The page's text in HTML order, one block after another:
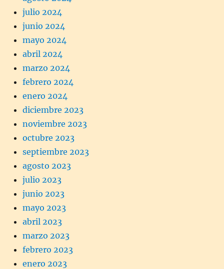
julio 2024
junio 2024
mayo 2024
abril 2024
marzo 2024
febrero 2024
enero 2024
diciembre 2023
noviembre 2023
octubre 2023
septiembre 2023
agosto 2023
julio 2023
junio 2023
mayo 2023
abril 2023
marzo 2023
febrero 2023
enero 2023